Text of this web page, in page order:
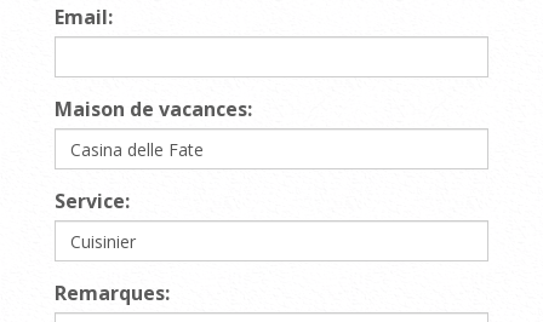
Email:
Maison de vacances:
Service:
Remarques: